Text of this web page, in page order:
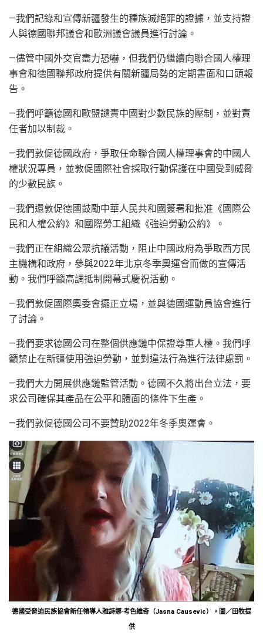
—我們記錄和宣傳新疆發生的種族滅絕罪的證據，並支持證
人與德國聯邦議會和歐洲議會議員進行討論。
—儘管中國外交官盡力恐嚇，但我們仍繼續向聯合國人權理
事會和德國聯邦政府提供有關新疆局勢的定期書面和口頭報
告。
—我們呼籲德國和歐盟譴責中國對少數民族的壓制，並對責
任者加以制裁。
—我們敦促德國政府，爭取任命聯合國人權理事會的中國人
權狀況專員，並敦促國際社會採取行動保護在中國受到威脅
的少數民族。
—我們還敦促德國鼓勵中華人民共和國簽署和批准《國際公
民和人權公約》和國際勞工組織《強迫勞動公約》。
—我們正在組織公眾抗議活動，阻止中國政府為爭取西方民
主機構和政府，參與2022年北京冬季奧運會而做的宣傳活
動。我們呼籲高調抵制開幕式慶祝活動。
—我們敦促國際奧委會擺正立場，並與德國運動員協會進行
了討論。
—我們要求德國公司在整個供應鏈中保證尊重人權。我們呼
籲禁止在新疆使用強迫勞動，並對違法行為進行法律處罰。
—我們大力開展供應鏈監管活動。德國不久將出台立法，要
求公司確保其產品在公平和體面的條件下生產。
—我們敦促德國公司不要贊助2022年冬季奧運會。
德國受脅迫民族協會新任領導人雅詩娜·考色維奇（Jasna Causevic）。圖／田牧提
供